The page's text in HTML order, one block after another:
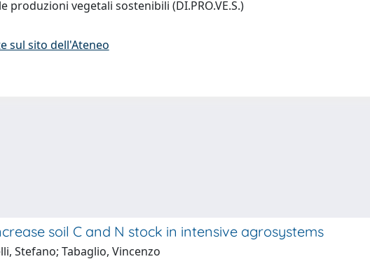
produzioni vegetali sostenibili (DI.PRO.VE.S.)
sul sito dell'Ateneo
soil C and N stock in intensive agrosystems
Stefano; Tabaglio, Vincenzo